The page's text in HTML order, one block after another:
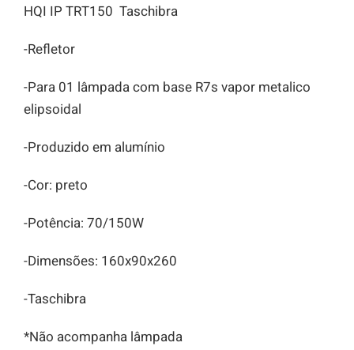
HQI IP TRT150 Taschibra
-Refletor
-Para 01 lâmpada com base R7s vapor metalico
elipsoidal
-Produzido em alumínio
-Cor: preto
-Potência: 70/150W
-Dimensões: 160x90x260
-Taschibra
*Não acompanha lâmpada